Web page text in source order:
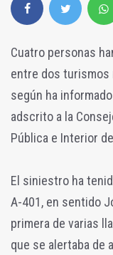
Cuatro personas
entre dos turismos
según ha
adscrito a la
Pública e Interior
El siniestro ha
A-401, en sentido
primera de varias
que se alertaba de